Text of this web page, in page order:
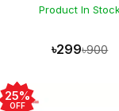
Product In
৳299৳900
25%
OFF